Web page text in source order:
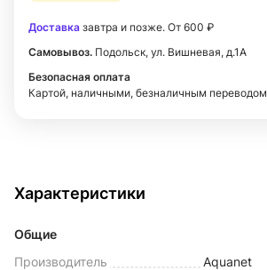
Доставка завтра и позже. От 600 ₽
Самовывоз. Подольск, ул. Вишневая, д.1А
Безопасная оплата
Картой, наличными, безналичным переводом
Характеристики
Общие
Производитель
Aquanet